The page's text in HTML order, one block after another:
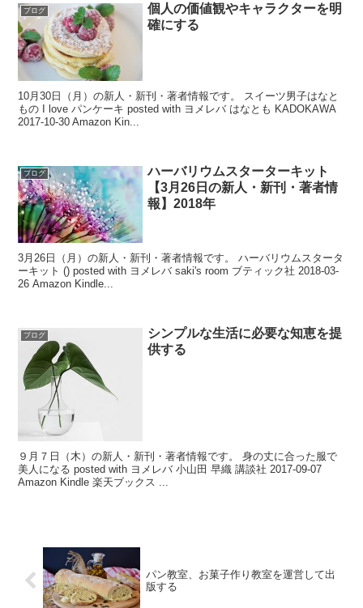
ブログ
個人の価値観やキャラクターを明
確にする
10月30日（月）の新人・新刊・著者情報です。 スイーツ男子はなと
もの I love パンケーキ posted with ヨメレバ はなとも KADOKAWA
2017-10-30 Amazon Kin...
ブログ
ハーバリウムスターターキット
【3月26日の新人・新刊・著者情
報】2018年
3月26日（月）の新人・新刊・著者情報です。 ハーバリウムスタータ
ーキット () posted with ヨメレバ saki's room ブティック社 2018-03-
26 Amazon Kindle...
ブログ
シンプルな生活に必要な知恵を提
供する
９月７日（木）の新人・新刊・著者情報です。 身の丈に合った服で
美人になる posted with ヨメレバ 小山田 早織 講談社 2017-09-07
Amazon Kindle 楽天ブックス ...
パン教室、お菓子作り教室を運営して出
版する